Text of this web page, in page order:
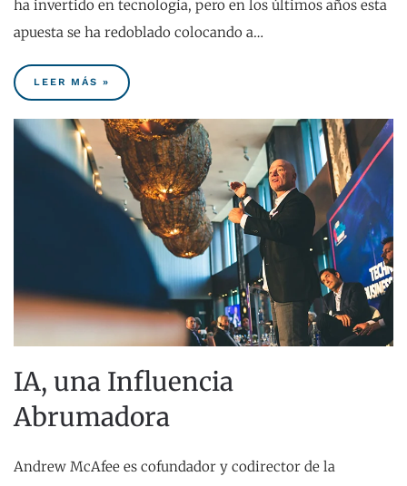
ha invertido en tecnología, pero en los últimos años esta
apuesta se ha redoblado colocando a…
LEER MÁS »
IA, una Influencia
Abrumadora
Andrew McAfee es cofundador y codirector de la